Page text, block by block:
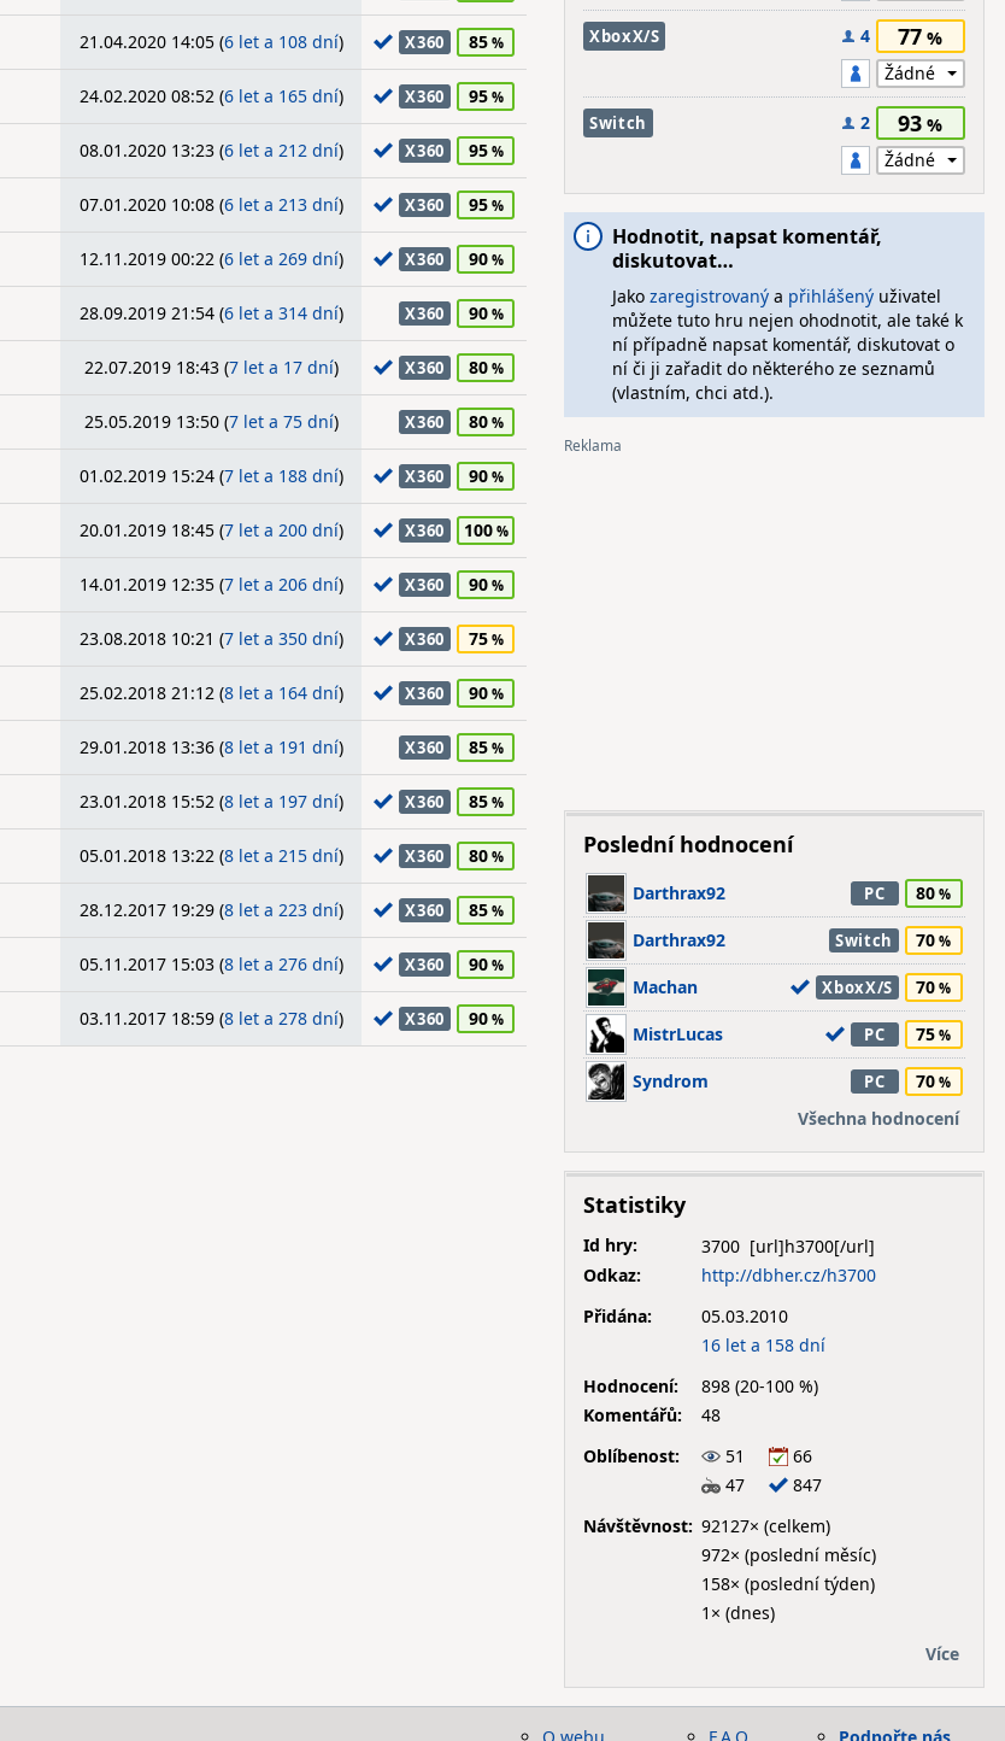
21.04.2020 14:05 (6 let a 108 dní) X360 85
24.02.2020 08:52 (6 let a 165 dní) X360 95
08.01.2020 13:23 (6 let a 212 dní) X360 95
07.01.2020 10:08 (6 let a 213 dní) X360 95
12.11.2019 00:22 (6 let a 269 dní) X360 90
28.09.2019 21:54 (6 let a 314 dní) X360 90
22.07.2019 18:43 (7 let a 17 dní) X360 80
25.05.2019 13:50 (7 let a 75 dní) X360 80
01.02.2019 15:24 (7 let a 188 dní) X360 90
20.01.2019 18:45 (7 let a 200 dní) X360 100
14.01.2019 12:35 (7 let a 206 dní) X360 90
23.08.2018 10:21 (7 let a 350 dní) X360 75
25.02.2018 21:12 (8 let a 164 dní) X360 90
29.01.2018 13:36 (8 let a 191 dní) X360 85
23.01.2018 15:52 (8 let a 197 dní) X360 85
05.01.2018 13:22 (8 let a 215 dní) X360 80
28.12.2017 19:29 (8 let a 223 dní) X360 85
05.11.2017 15:03 (8 let a 276 dní) X360 90
03.11.2017 18:59 (8 let a 278 dní) X360 90
XboxX/S 4 77
Switch 2 93
Hodnotit, napsat komentář,
diskutovat…
Jako zaregistrovanýa přihlášenýuživatel
můžete tuto hru nejen ohodnotit, ale také k
ní případně napsat komentář, diskutovat o
ní či ji zařadit do některého ze seznamů
(vlastním, chci atd.).
Poslední hodnocení
Darthrax92 PC 80
Darthrax92 Switch 70
Machan XboxX/S 70
MistrLucas PC 75
Syndrom PC
70
Všechna hodnocení
Statistiky
Id hry:
3700
Odkaz:
http://dbher.cz/h3700
Přidána:
05.03.2010
16 let a 158 dní
Hodnocení:
898 (20-100 %)
Komentářů:
48
Oblíbenost:
51
66
47
847
Návštěvnost: 92127× (celkem)
972× (poslední měsíc)
158× (poslední týden)
1× (dnes)
Více